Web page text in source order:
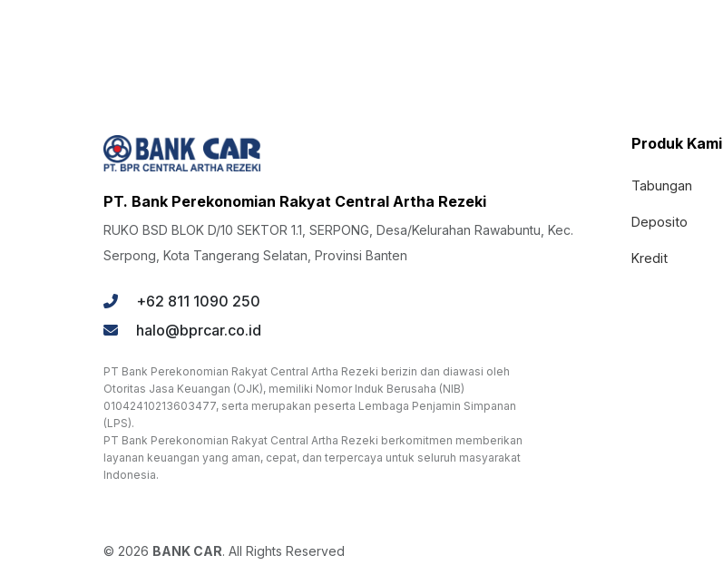
PT. Bank Perekonomian Rakyat Central Artha Rezeki
RUKO BSD BLOK D/10 SEKTOR 1.1, SERPONG, Desa/Kelurahan Rawabuntu, Kec.
Serpong, Kota Tangerang Selatan, Provinsi Banten
+62 811 1090 250
halo@bprcar.co.id
PT Bank Perekonomian Rakyat Central Artha Rezeki berizin dan diawasi oleh
Otoritas Jasa Keuangan (OJK), memiliki Nomor Induk Berusaha (NIB)
01042410213603477, serta merupakan peserta Lembaga Penjamin Simpanan
(LPS).
PT Bank Perekonomian Rakyat Central Artha Rezeki berkomitmen memberikan
layanan keuangan yang aman, cepat, dan terpercaya untuk seluruh masyarakat
Indonesia.
Produk Kami
Tabungan
Deposito
Kredit
© 2026 BANK CAR. All Rights Reserved